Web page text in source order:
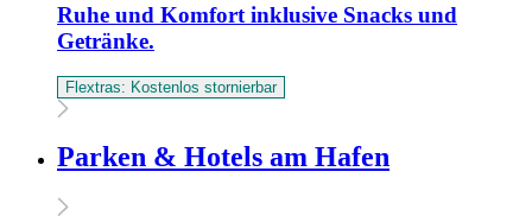
Ruhe und Komfort inklusive Snacks und
Getränke.
Flextras: Kostenlos stornierbar
Parken & Hotels am Hafen